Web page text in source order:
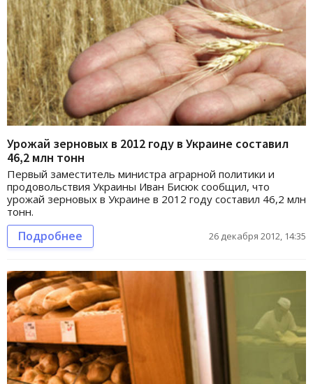
Урожай зерновых в 2012 году в Украине составил
46,2 млн тонн
Первый заместитель министра аграрной политики и
продовольствия Украины Иван Бисюк сообщил, что
урожай зерновых в Украине в 2012 году составил 46,2 млн
тонн.
Подробнее 26 декабря 2012, 14:35